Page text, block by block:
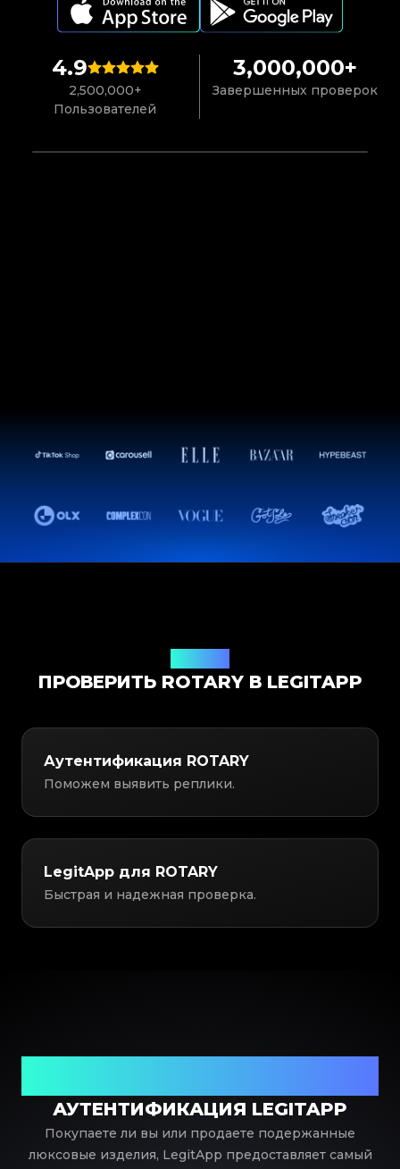
4.9
2,500,000+
Пользователей
3,000,000+
Завершенных проверок
ПРОВЕРИТЬ ROTARY В LEGITAPP
Аутентификация ROTARY
Поможем выявить реплики.
LegitApp для ROTARY
Быстрая и надежная проверка.
АУТЕНТИФИКАЦИЯ LEGITAPP
Покупаете ли вы или продаете подержанные
люксовые изделия, LegitApp предоставляет самый